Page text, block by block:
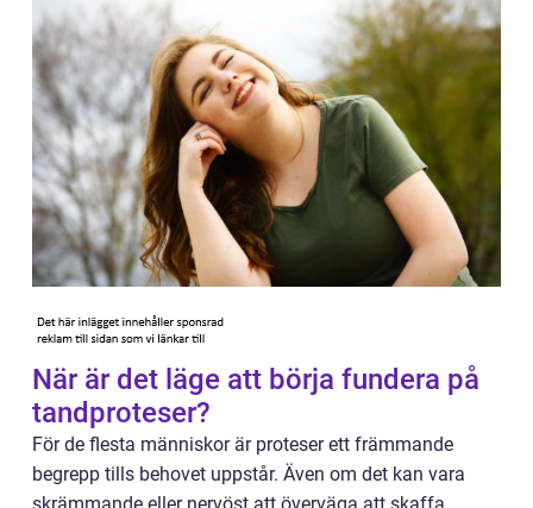
När är det läge att börja fundera på
tandproteser?
För de flesta människor är proteser ett främmande
begrepp tills behovet uppstår. Även om det kan vara